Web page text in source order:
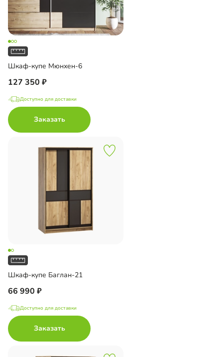
Шкаф-купе Мюнхен-6
127 350
Доступно для доставки
Заказать
Шкаф-купе Баглан-21
66 990
Доступно для доставки
Заказать